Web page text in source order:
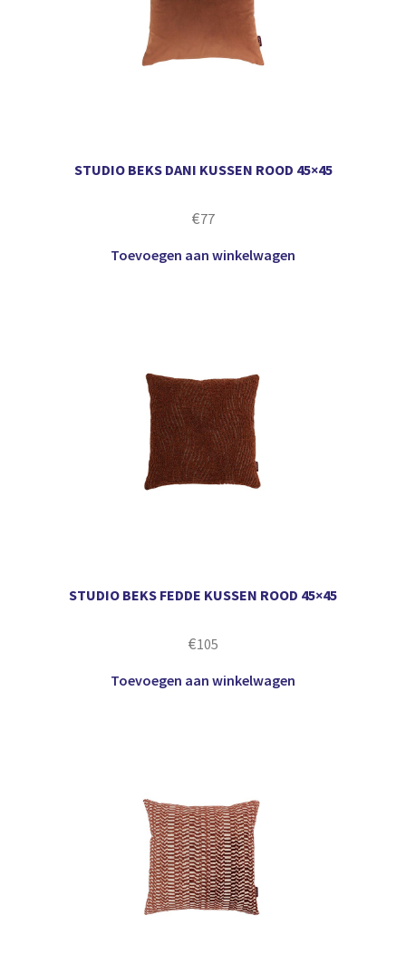
STUDIO BEKS DANI KUSSEN ROOD 45×45
€77
Toevoegen aan winkelwagen
STUDIO BEKS FEDDE KUSSEN ROOD 45×45
€105
Toevoegen aan winkelwagen